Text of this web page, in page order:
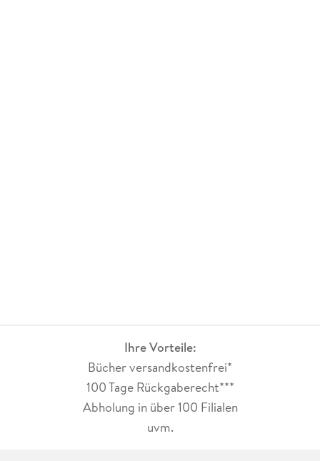
Ihre Vorteile:
Bücher versandkostenfrei*
100 Tage Rückgaberecht***
Abholung in über 100 Filialen
uvm.